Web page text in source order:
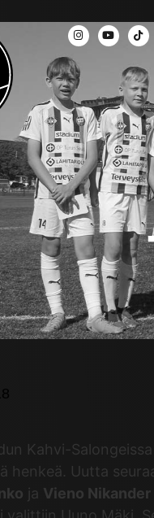
Kahvi-
henkeä. Uutta
ja Vieno Nikander